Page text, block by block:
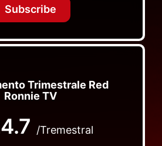
da nessuna altra parte
Subscribe
Trimestrale Red
Ronnie TV
/Tremestral